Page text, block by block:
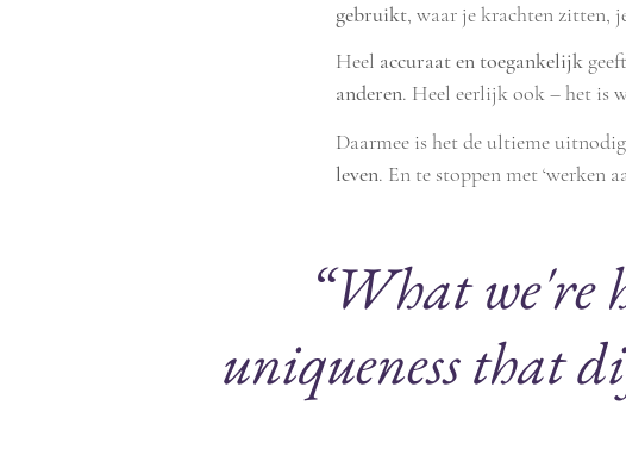
gebruikt, waar je krachten zitten,
Heel accuraat en toegankelijk
anderen. Heel eerlijk ook – het is
Daarmee is het de ultieme
leven. En te stoppen met ‘werken
“What we're
uniqueness that